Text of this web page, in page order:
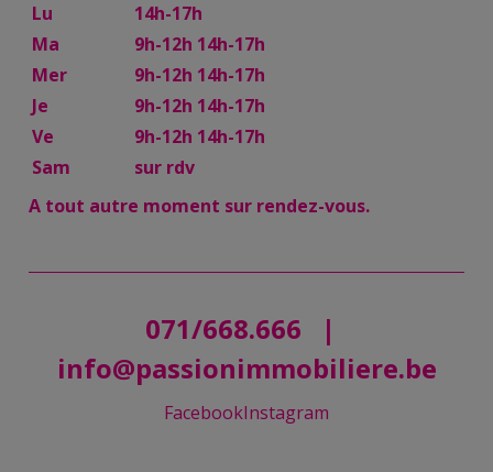
Lu
14h-17h
Ma
9h-12h 14h-17h
Mer
9h-12h 14h-17h
Je
9h-12h 14h-17h
Ve
9h-12h 14h-17h
Sam
sur rdv
A tout autre moment sur rendez-vous.
071/668.666
|
info@passionimmobiliere.be
FacebookInstagram